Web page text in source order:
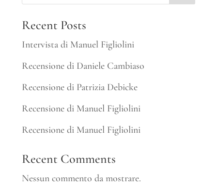
Recent Posts
Intervista di Manuel Figliolini
Recensione di Daniele Cambiaso
Recensione di Patrizia Debicke
Recensione di Manuel Figliolini
Recensione di Manuel Figliolini
Recent Comments
Nessun commento da mostrare.